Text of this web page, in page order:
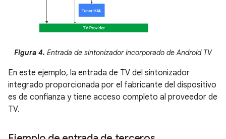
Figura 4. Entrada de sintonizador incorporado de Android TV
En este ejemplo, la entrada de TV del sintonizador
integrado proporcionada por el fabricante del dispositivo
es de confianza y tiene acceso completo al proveedor de
TV.